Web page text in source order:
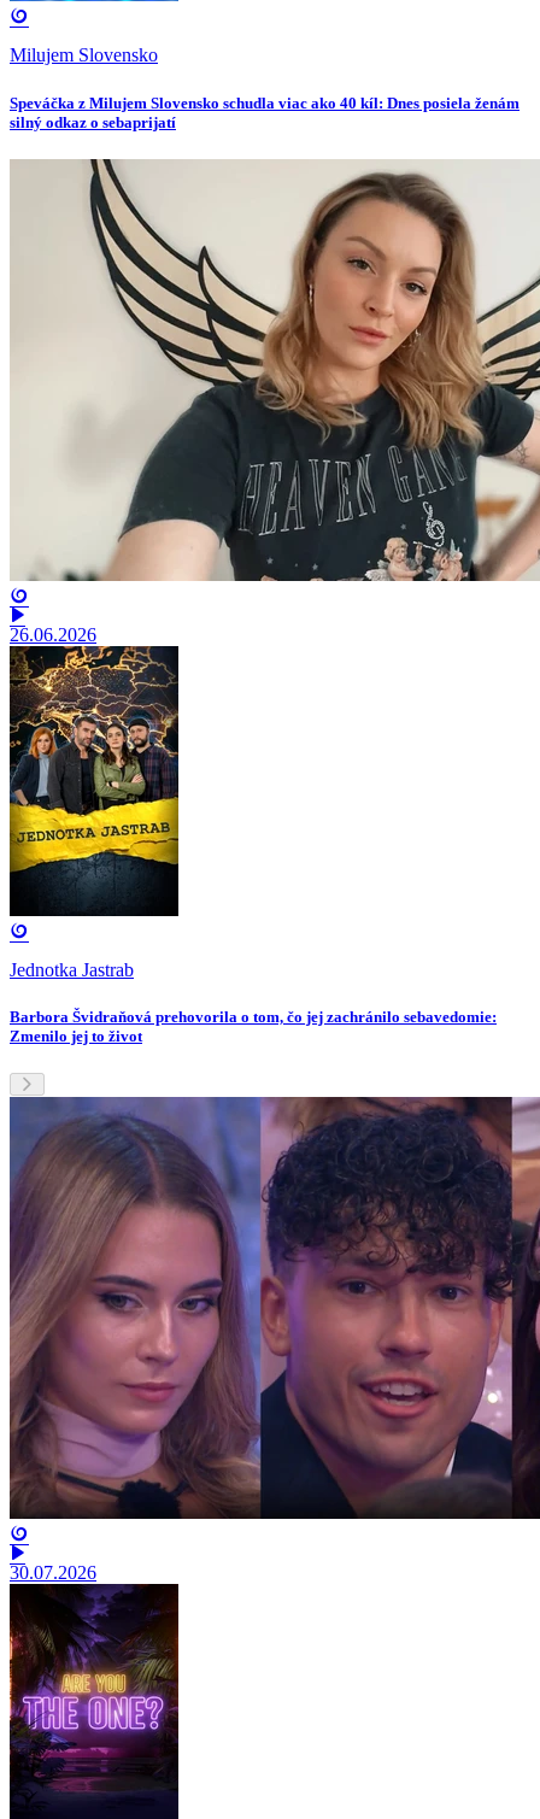
Milujem Slovensko
Speváčka z Milujem Slovensko schudla viac ako 40 kíl: Dnes posiela ženám
silný odkaz o sebaprijatí
26.06.2026
Jednotka Jastrab
Barbora Švidraňová prehovorila o tom, čo jej zachránilo sebavedomie:
Zmenilo jej to život
30.07.2026